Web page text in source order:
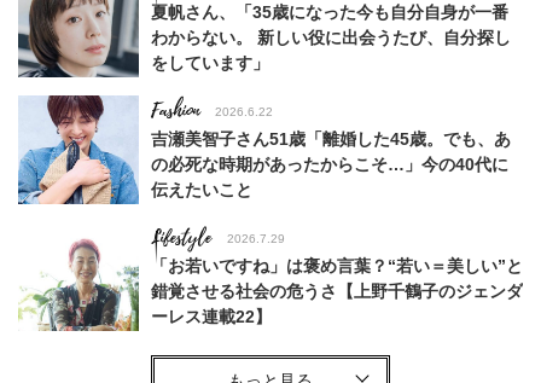
夏帆さん、「35歳になった今も自分自身が一番
わからない。 新しい役に出会うたび、自分探し
をしています」
Fashion 2026.6.22
吉瀬美智子さん51歳「離婚した45歳。でも、あ
の必死な時期があったからこそ…」今の40代に
伝えたいこと
Lifestyle 2026.7.29
「お若いですね」は褒め言葉？“若い＝美しい”と
錯覚させる社会の危うさ【上野千鶴子のジェンダ
ーレス連載22】
Fashion